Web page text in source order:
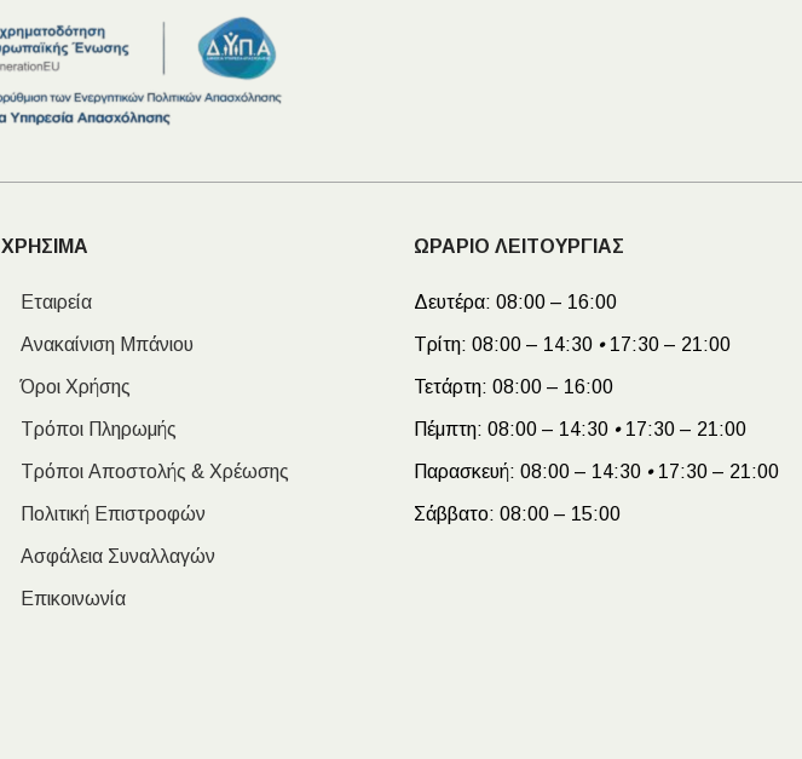
ΧΡΗΣΙΜΑ
Εταιρεία
Ανακαίνιση Μπάνιου
Όροι Χρήσης
Τρόποι Πληρωμής
Τρόποι Αποστολής & Χρέωσης
Πολιτική Επιστροφών
Ασφάλεια Συναλλαγών
Επικοινωνία
ΩΡΑΡΙΟ ΛΕΙΤΟΥΡΓΙΑΣ
Δευτέρα: 08:00 – 16:00
Τρίτη: 08:00 – 14:30 •17:30 – 21:00
Τετάρτη: 08:00 – 16:00
Πέμπτη: 08:00 – 14:30 •17:30 – 21:00
Παρασκευή: 08:00 – 14:30 •17:30 – 21:00
Σάββατο: 08:00 – 15:00